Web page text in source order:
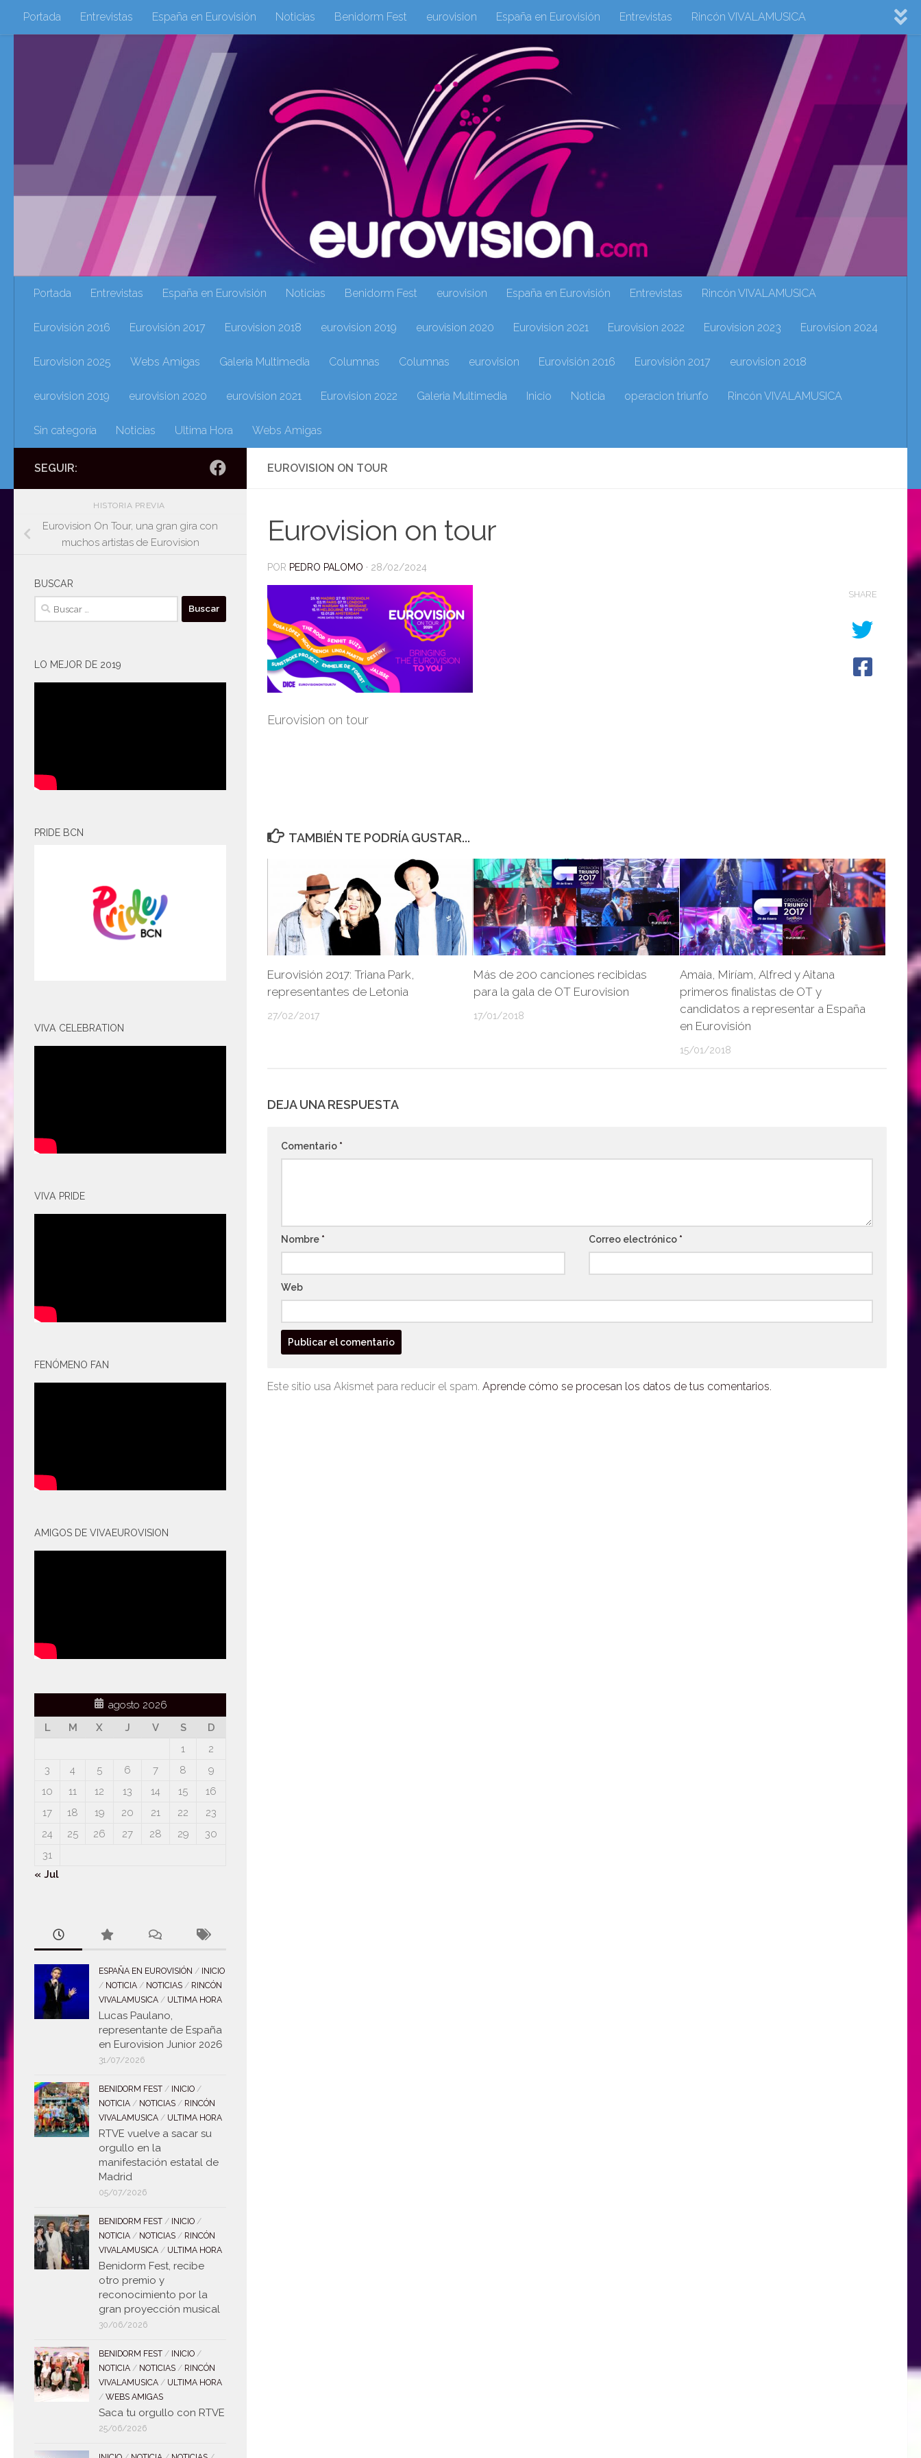
Saltar al contenido
Portada Entrevistas España en Eurovisión Noticias Benidorm Fest eurovision España en Eurovisión Entrevistas Rincón VIVALAMUSICA
Eurovisión 2016 Eurovisión 2017 Eurovision 2018 eurovision 2020 Eurovision 2021 Eurovision 2024
Eurovision 2025 Webs Amigas Galeria Multimedia Columnas Columnas eurovision Eurovisión 2016 eurovision 2018 eurovision 2019
eurovision 2020 eurovision 2021 Eurovision 2022 Galeria Multimedia Inicio Noticia operacion triunfo Rincón VIVALAMUSICA Sin categoría Noticias
Ultima Hora Webs Amigas
Portada Entrevistas España en Eurovisión Noticias Benidorm Fest eurovision España en Eurovisión Entrevistas Rincón VIVALAMUSICA
Eurovisión 2016 Eurovisión 2017 Eurovision 2018 eurovision 2019 eurovision 2020 Eurovision 2021 Eurovision 2022 Eurovision 2023 Eurovision 2024
Eurovision 2025 Webs Amigas Galeria Multimedia Columnas Columnas eurovision Eurovisión 2016 Eurovisión 2017 eurovision 2018
eurovision 2019 eurovision 2020 eurovision 2021 Eurovision 2022 Galeria Multimedia Inicio Noticia operacion triunfo Rincón VIVALAMUSICA
Sin categoría Noticias Ultima Hora Webs Amigas
EUROVISION ON TOUR
Eurovision on tour
POR PEDRO PALOMO · 28/02/2024
Eurovision on tour
SHARE
TAMBIÉN TE PODRÍA GUSTAR...
Eurovisión 2017: Triana Park,
representantes de Letonia
27/02/2017
Más de 200 canciones recibidas
para la gala de OT Eurovision
17/01/2018
Amaia, Miríam, Alfred y Aitana
primeros finalistas de OT y
candidatos a representar a España
en Eurovisión
15/01/2018
DEJA UNA RESPUESTA
Comentario *
Nombre * Correo electrónico *
Web
Este sitio usa Akismet para reducir el spam. Aprende cómo se procesan los datos de tus comentarios.
SEGUIR:
HISTORIA PREVIA
Eurovision On Tour, una gran gira con
muchos artistas de Eurovision
BUSCAR
Buscar:
LO MEJOR DE 2019
PRIDE BCN
VIVA CELEBRATION
VIVA PRIDE
FENÓMENO FAN
AMIGOS DE VIVAEUROVISION
agosto 2026
L
M X J V S
D
1
2
3
4 5 6 7 8
9
10
11 12 13 14 15
16
17
18 19 20 21 22
23
24
25 26 27 28 29
30
31
« Jul
ESPAÑA EN EUROVISIÓN / INICIO
/ NOTICIA / NOTICIAS / RINCÓN
VIVALAMUSICA / ULTIMA HORA
Lucas Paulano,
representante de España
en Eurovision Junior 2026
31/07/2026
BENIDORM FEST / INICIO /
NOTICIA / NOTICIAS / RINCÓN
VIVALAMUSICA / ULTIMA HORA
RTVE vuelve a sacar su
orgullo en la
manifestación estatal de
Madrid
05/07/2026
BENIDORM FEST / INICIO /
NOTICIA / NOTICIAS / RINCÓN
VIVALAMUSICA / ULTIMA HORA
Benidorm Fest, recibe
otro premio y
reconocimiento por la
gran proyección musical
30/06/2026
BENIDORM FEST / INICIO /
NOTICIA / NOTICIAS / RINCÓN
VIVALAMUSICA / ULTIMA HORA
/ WEBS AMIGAS
Saca tu orgullo con RTVE
25/06/2026